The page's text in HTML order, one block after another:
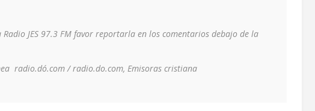
Radio JES 97.3 FM favor reportarla en los comentarios debajo de la
radio.dó.com / radio.do.com, Emisoras cristiana